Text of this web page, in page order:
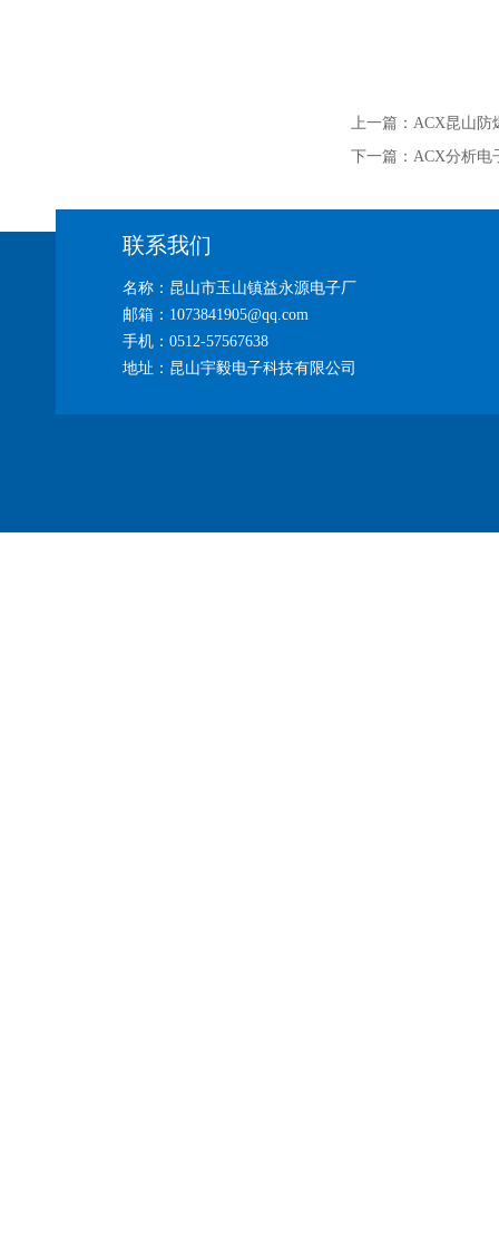
上一篇： ACX昆山防
下一篇： ACX分析电
联系我们
名称：昆山市玉山镇益永源电子厂
邮箱：1073841905@qq.com
手机：0512-57567638
地址：昆山宇毅电子科技有限公司